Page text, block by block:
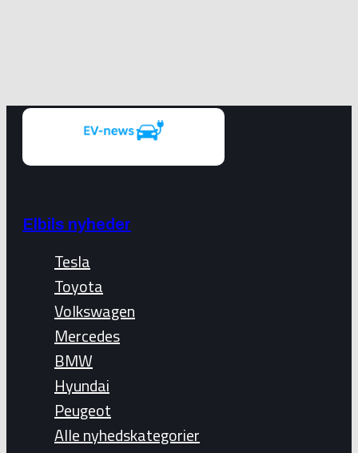
Elbils nyheder
Tesla
Toyota
Volkswagen
Mercedes
BMW
Hyundai
Peugeot
Alle nyhedskategorier